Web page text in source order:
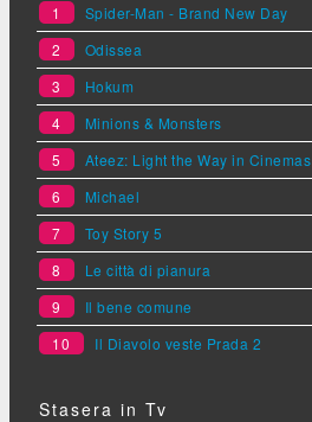
1
Spider-Man - Brand New Day
2
Odissea
3
Hokum
4
Minions & Monsters
5
Ateez: Light the Way in Cinemas
6
Michael
7
Toy Story 5
8
Le città di pianura
9
Il bene comune
10
Il Diavolo veste Prada 2
Stasera in Tv